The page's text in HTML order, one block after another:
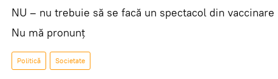
NU – nu trebuie să se facă un spectacol din vaccinare
Nu mă pronunț
Politică Societate